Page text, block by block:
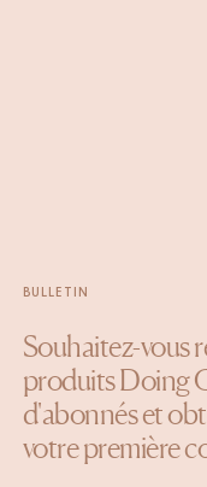
BULLETIN
Souhaitez-vous
produits Doing
d'abonnés et
votre première